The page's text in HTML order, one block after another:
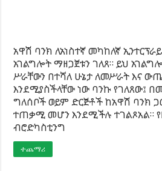
አዋሽ ባንክ ለአነስተኛ መካከለኛ
አገልግሎት ማዘጋጀቱን ገለጸ። ይህ
ሥራቸውን በተሻለ ሁኔታ ለመሥራት እና
እንደሚያስችላቸው ነው ባንኩ የገለጸው፤
ግለሰቦች ወይም ድርጅቶች ከአዋሽ ባንክ
ተጠቃሚ መሆን እንደሚችሉ ተገልጾአል።
ብሮድካስቲንግ
ተጨማሪ